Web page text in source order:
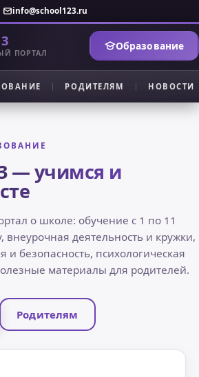
info@school123.ru
ПОРТАЛ
Образование
РОДИТЕЛЯМ НОВОСТИ
— учимся и
о школе: обучение с 1 по 11
внеурочная деятельность и кружки,
и безопасность, психологическая
материалы для родителей.
Родителям